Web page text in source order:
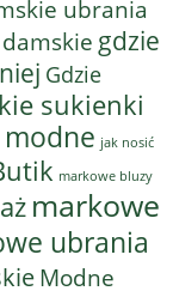
ubrania
gdzie
Gdzie
sukienki
jak nosić
markowe bluzy
markowe
ubrania
Modne